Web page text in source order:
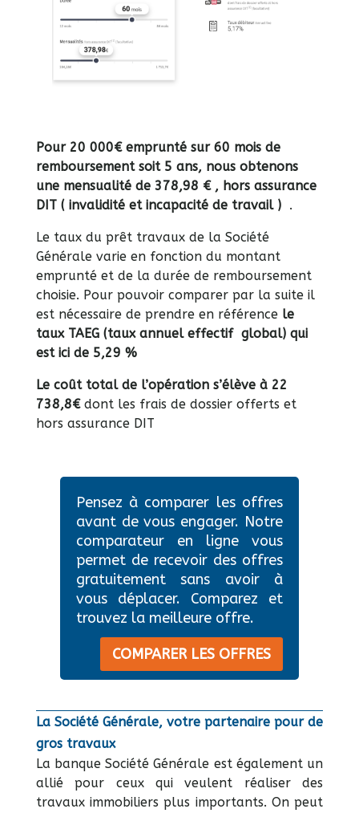
Pour 20 000€ emprunté sur 60 mois de
remboursement soit 5 ans, nous obtenons
une mensualité de 378,98 € , hors assurance
DIT ( invalidité et incapacité de travail ) .
Le taux du prêt travaux de la Société
Générale varie en fonction du montant
emprunté et de la durée de remboursement
choisie. Pour pouvoir comparer par la suite il
est nécessaire de prendre en référencele
taux TAEG (taux annuel effectif global) qui
est ici de 5,29 %
Le coût total de l’opération s’élève à 22
738,8€ dont les frais de dossier offerts et
hors assurance DIT
Pensez à comparer les offres
avant de vous engager. Notre
comparateur en ligne vous
permet de recevoir des offres
gratuitement sans avoir à
vous déplacer. Comparez et
trouvez la meilleure offre.
COMPARER LES OFFRES
La Société Générale, votre partenaire pour de
gros travaux
La banque Société Générale est également un
allié pour ceux qui veulent réaliser des
travaux immobiliers plus importants. On peut